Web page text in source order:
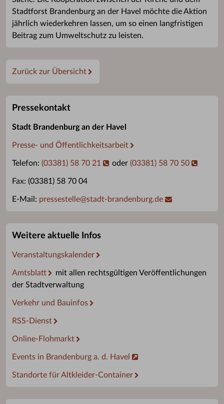
Stadtforst Brandenburg an der Havel möchte die Aktion
jährlich wiederkehren lassen, um so einen langfristigen
Beitrag zum Umweltschutz zu leisten.
Zurück zur Übersicht
Pressekontakt
Stadt Brandenburg an der Havel
Presse- und Öffentlichkeitsarbeit
Telefon: (03381) 58 70 21 oder (03381) 58 70 50
Fax: (03381) 58 70 04
E-Mail: pressestelle@stadt-brandenburg.de
Weitere aktuelle Infos
Veranstaltungskalender
Amtsblatt
mit allen rechtsgültigen Veröffentlichungen
der Stadtverwaltung
Verkehr und Bauinfos
RSS-Dienst
Online-Flohmarkt
Events in Brandenburg a. d. Havel
Standorte für Altkleider-Container